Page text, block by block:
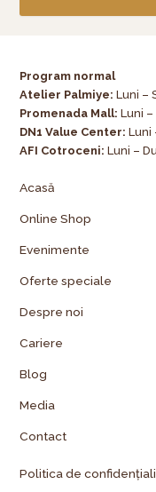
Program normal
Atelier Palmiye: Luni –
Promenada Mall: Luni –
DN1 Value Center: Luni
AFI Cotroceni: Luni –
Acasă
Online Shop
Evenimente
Oferte speciale
Despre noi
Cariere
Blog
Media
Contact
Politica de